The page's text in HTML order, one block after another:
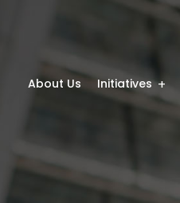
About Us Initiatives